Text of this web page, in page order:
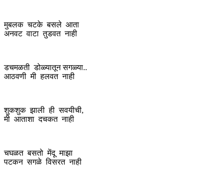
मुबलक चटके बसले आता
अनवट वाटा तुडवत नाही
डचमळती डोळ्यातून सगळ्या..
आठवणी मी हलवत नाही
शुकशुक झाली ही सवयीची,
मी आताशा दचकत नाही
चघळत बसतो मेंदू माझा
पटकन सगळे विसरत नाही